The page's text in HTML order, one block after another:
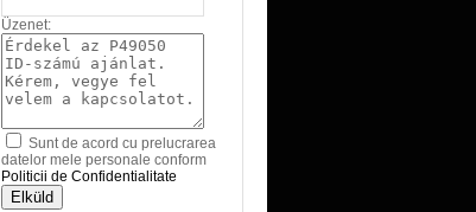
Üzenet:
Sunt de acord cu prelucrarea
datelor mele personale conform
Politicii de Confidentialitate